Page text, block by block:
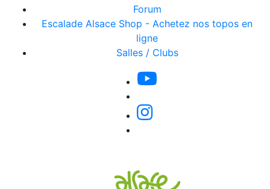
Forum
Escalade Alsace Shop - Achetez nos topos en
ligne
Salles / Clubs